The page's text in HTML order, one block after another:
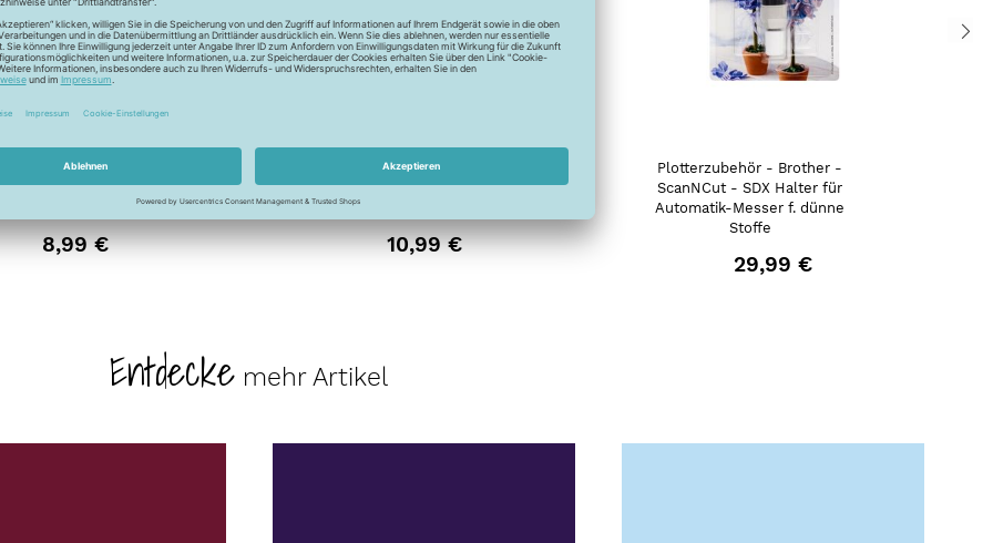
- Brother -
- Schneidemesser
8,99 €
Plotterzubehör - Brother -
ScanNCut - Schneidemesser
für Tiefschnitte - CM-Serie
10,99 €
Plotterzubehör - Brother -
ScanNCut - SDX Halter für
Automatik-Messer f. dünne
Stoffe
29,99 €
Entdeckemehr Artikel